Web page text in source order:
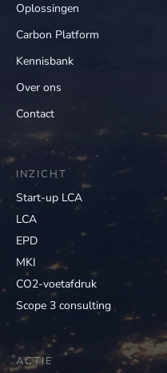
Oplossingen
Carbon Platform
Kennisbank
Over ons
Contact
INZICHT
Start-up LCA
LCA
EPD
MKI
CO2-voetafdruk
Scope 3 consulting
ACTIE